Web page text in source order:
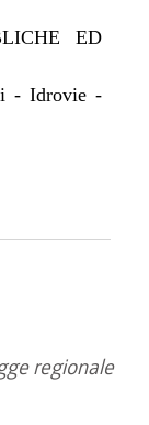
ED
- Idrovie -
regionale